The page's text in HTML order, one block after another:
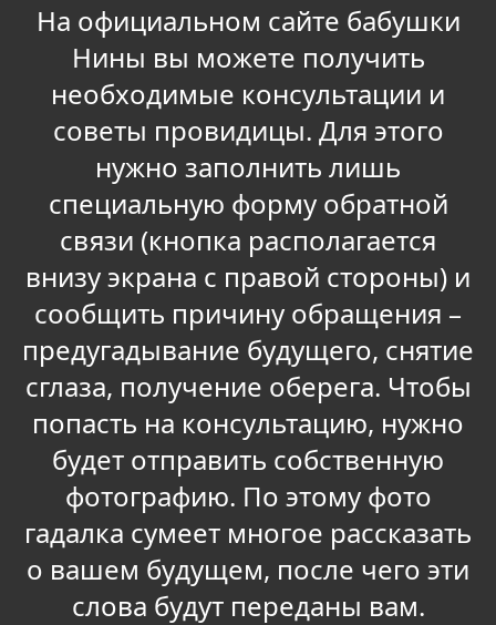
На официальном сайте бабушки
Нины вы можете получить
необходимые консультации и
советы провидицы. Для этого
нужно заполнить лишь
специальную форму обратной
связи (кнопка располагается
внизу экрана с правой стороны) и
сообщить причину обращения –
предугадывание будущего, снятие
сглаза, получение оберега. Чтобы
попасть на консультацию, нужно
будет отправить собственную
фотографию. По этому фото
гадалка сумеет многое рассказать
о вашем будущем, после чего эти
слова будут переданы вам.